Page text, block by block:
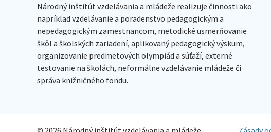
Národný inštitút vzdelávania a mládeže realizuje činnosti ako
napríklad vzdelávanie a poradenstvo pedagogickým a
nepedagogickým zamestnancom, metodické usmerňovanie
škôl a školských zariadení, aplikovaný pedagogický výskum,
organizovanie predmetových olympiád a súťaží, externé
testovanie na školách, neformálne vzdelávanie mládeže či
správa knižničného fondu.